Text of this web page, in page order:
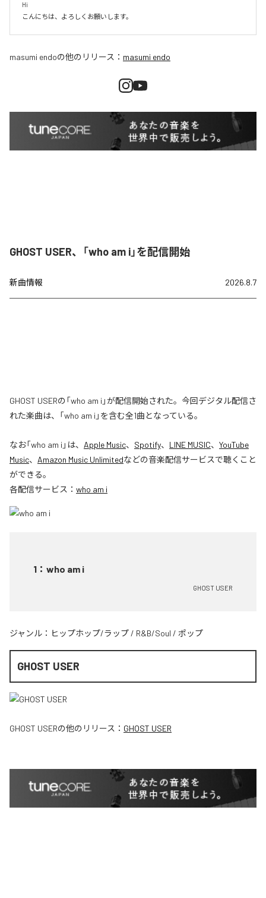
Hi
こんにちは、よろしくお願いします。
masumi endoの他のリリース： masumi endo
GHOST USER、「who am i」を配信開始
新曲情報 2026.8.7
GHOST USERの「who am i」が配信開始された。今回デジタル配信さ
れた楽曲は、「who am i」を含む全1曲となっている。
なお「who am i 」は、 Apple Music、 Spotify、 LINE MUSIC、 YouTube
Music、 Amazon Music Unlimitedなどの音楽配信サービスで聴くこと
ができる。
各配信サービス： who am i
1 ： who am i
GHOST USER
ジャンル： ヒップホップ/ラップ / R&B/Soul / ポップ
GHOST USER
GHOST USERの他のリリース： GHOST USER